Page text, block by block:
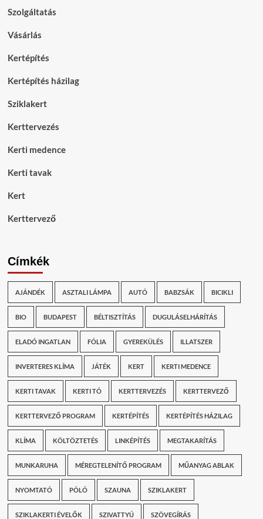
Szolgáltatás
Vásárlás
Kertépítés
Kertépítés házilag
Sziklakert
Kerttervezés
Kerti medence
Kerti tavak
Kert
Kerttervező
Címkék
AJÁNDÉK ASZTALI LÁMPA AUTÓ BABZSÁK BICIKLI
BIO BUDAPEST BÉLTISZTÍTÁS DUGULÁSELHÁRÍTÁS
ELADÓ INGATLAN FÓLIA GYEREKÜLÉS ILLATSZER
INVERTERES KLÍMA JÁTÉK KERT KERTI MEDENCE
KERTI TAVAK KERTI TÓ KERTTERVEZÉS KERTTERVEZŐ
KERTTERVEZŐ PROGRAM KERTÉPÍTÉS KERTÉPÍTÉS HÁZILAG
KLÍMA KÖLTÖZTETÉS LINKÉPÍTÉS MEGTAKARÍTÁS
MUNKARUHA MÉREGTELENÍTŐ PROGRAM MŰANYAG ABLAK
NYOMTATÓ PÓLÓ SZAUNA SZIKLAKERT
SZIKLAKERTI ÉVELŐK SZIVATTYÚ SZÖVEGÍRÁS